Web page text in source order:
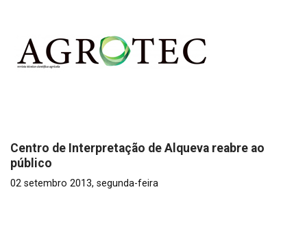
Centro de Interpretação de Alqueva reabre ao
público
02 setembro 2013, segunda-feira